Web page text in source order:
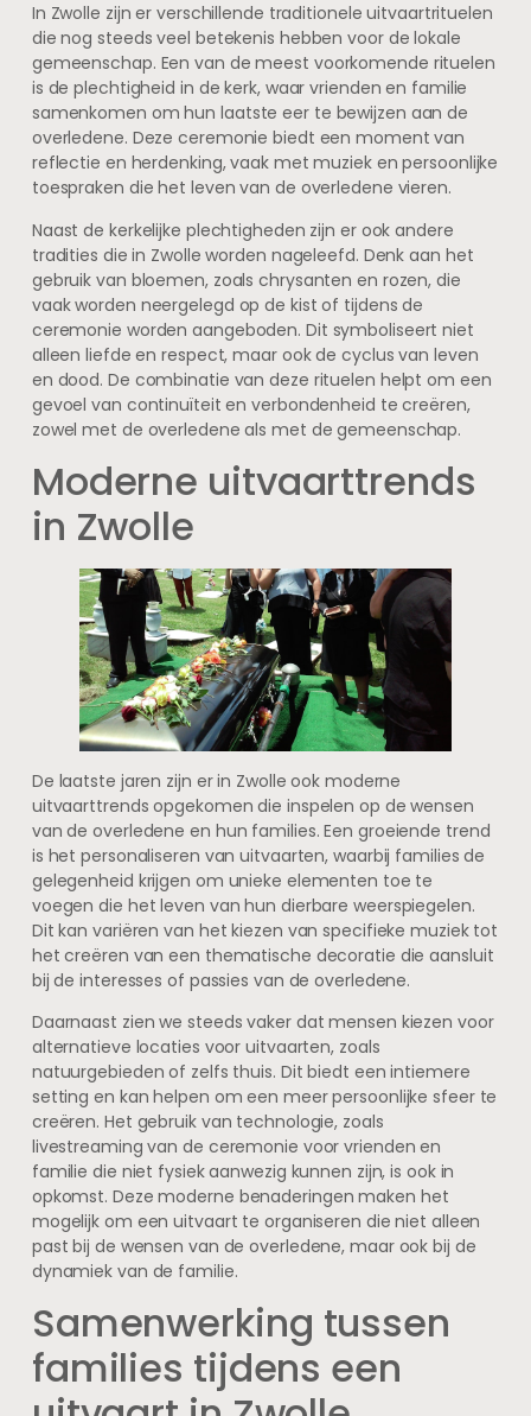
In Zwolle zijn er verschillende traditionele uitvaartrituelen
die nog steeds veel betekenis hebben voor de lokale
gemeenschap. Een van de meest voorkomende rituelen
is de plechtigheid in de kerk, waar vrienden en familie
samenkomen om hun laatste eer te bewijzen aan de
overledene. Deze ceremonie biedt een moment van
reflectie en herdenking, vaak met muziek en persoonlijke
toespraken die het leven van de overledene vieren.
Naast de kerkelijke plechtigheden zijn er ook andere
tradities die in Zwolle worden nageleefd. Denk aan het
gebruik van bloemen, zoals chrysanten en rozen, die
vaak worden neergelegd op de kist of tijdens de
ceremonie worden aangeboden. Dit symboliseert niet
alleen liefde en respect, maar ook de cyclus van leven
en dood. De combinatie van deze rituelen helpt om een
gevoel van continuïteit en verbondenheid te creëren,
zowel met de overledene als met de gemeenschap.
Moderne uitvaarttrends
in Zwolle
De laatste jaren zijn er in Zwolle ook moderne
uitvaarttrends opgekomen die inspelen op de wensen
van de overledene en hun families. Een groeiende trend
is het personaliseren van uitvaarten, waarbij families de
gelegenheid krijgen om unieke elementen toe te
voegen die het leven van hun dierbare weerspiegelen.
Dit kan variëren van het kiezen van specifieke muziek tot
het creëren van een thematische decoratie die aansluit
bij de interesses of passies van de overledene.
Daarnaast zien we steeds vaker dat mensen kiezen voor
alternatieve locaties voor uitvaarten, zoals
natuurgebieden of zelfs thuis. Dit biedt een intiemere
setting en kan helpen om een meer persoonlijke sfeer te
creëren. Het gebruik van technologie, zoals
livestreaming van de ceremonie voor vrienden en
familie die niet fysiek aanwezig kunnen zijn, is ook in
opkomst. Deze moderne benaderingen maken het
mogelijk om een uitvaart te organiseren die niet alleen
past bij de wensen van de overledene, maar ook bij de
dynamiek van de familie.
Samenwerking tussen
families tijdens een